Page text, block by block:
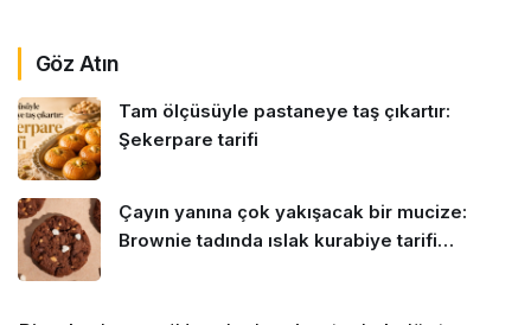
Göz Atın
Tam ölçüsüyle pastaneye taş çıkartır:
Şekerpare tarifi
Çayın yanına çok yakışacak bir mucize:
Brownie tadında ıslak kurabiye tarifi…